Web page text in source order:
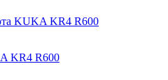
KR4 R600